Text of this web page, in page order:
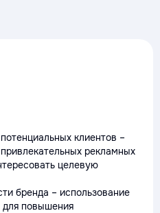
клиентов –
рекламных
целевую
бренда – использование
для повышения